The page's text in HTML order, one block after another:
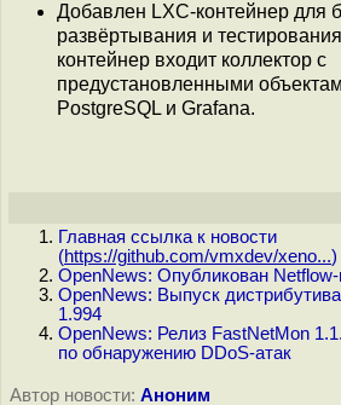
Добавлен LXC-контейнер для
развёртывания и
контейнер входит коллектор с
предустановленными
PostgreSQL и Grafana.
Главная ссылка к новости
(https://github.com/vmxdev/xeno...)
OpenNews: Опубликован
OpenNews: Выпуск
1.994
OpenNews: Релиз FastNetMon
по обнаружению DDoS-атак
Автор новости: Аноним